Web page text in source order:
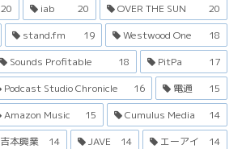
20 iab 20 OVER THE SUN
20
stand.fm 19 Westwood One
18
Sounds Profitable 18 PitPa
17
Podcast Studio Chronicle 16 電通
15
Amazon Music 15 Cumulus Media
14
吉本興業 14 JAVE 14 エーアイ
14